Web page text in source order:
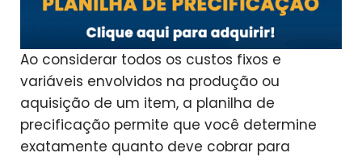
Ao considerar todos os custos fixos e
variáveis envolvidos na produção ou
aquisição de um item, a planilha de
precificação permite que você determine
exatamente quanto deve cobrar para